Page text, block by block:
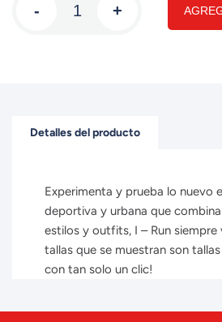
- +
Detalles del producto
Experimenta y prueba lo nuevo
deportiva y urbana que
estilos y outfits, I – Run siempre
tallas que se muestran son tallas
con tan solo un clic!